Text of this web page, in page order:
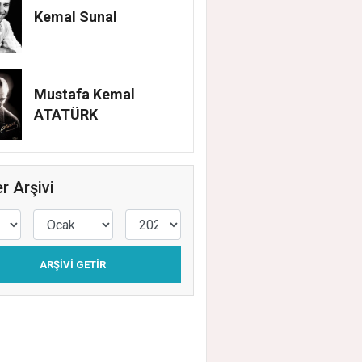
SAHADA ATAŞEHİR HERGÜN BAKIMDA
TEMİZLİK, BAKIM VE İLAÇLAMA
ARALIKSIZ SÜRÜYOR
Kemal Sunal
Mustafa Kemal
ATATÜRK
Arşivi
ARŞIVI GETIR